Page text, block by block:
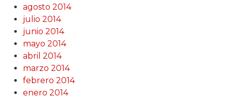
agosto 2014
julio 2014
junio 2014
mayo 2014
abril 2014
marzo 2014
febrero 2014
enero 2014